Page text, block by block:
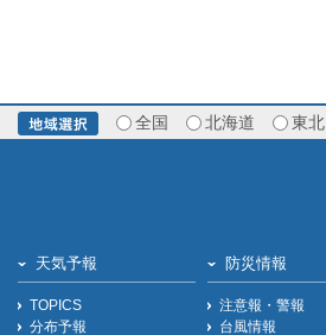
全国 北海道 東北
天気予報
TOPICS
分布予報
防災情報
注意報・警報
台風情報